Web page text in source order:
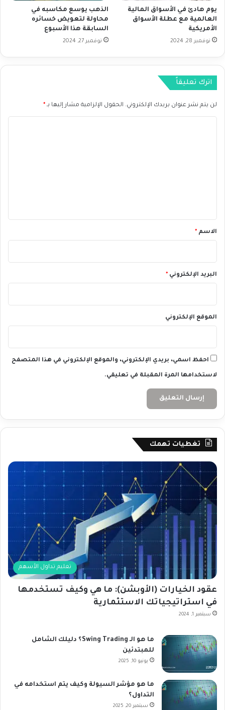
ض
ع
ف
ا
ل
ا
ل
م
ش
ا
ت
ع
ا
2
يوم هادئ في الأسواق المالية
العالمية مع عطلة الأسواق
الأمريكية
نوفمبر 28, 2024
الذهب يوسع مكاسبه في
محاولة لتعويض خسائره
السابقة هذا الأسبوع
نوفمبر 27, 2024
اترك تعليقاً
لن يتم نشر عنوان بريدك الإلكتروني. الحقول الإلزامية مشار إليها بـ *
*الاسم *
البريد الإلكتروني *
الموقع الإلكتروني
احفظ اسمي، بريدي الإلكتروني، والموقع الإلكتروني في هذا المتصفح
لاستخدامها المرة المقبلة في تعليقي.
تغطيات تهمك
تعليم تداول الأسهم
عقود الخيارات (الأوبشن): ما هي وكيف تستخدمها
في استراتيجياتك الاستثمارية
سبتمبر 1, 2024
ما هو الـ Swing Trading؟ دليلك الشامل
للمبتدئين
يونيو 10, 2025
ما هو مؤشر السيولة وكيف يتم استخدامه في
التداول؟
سبتمبر 20, 2025